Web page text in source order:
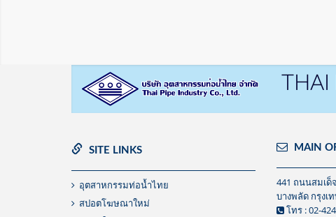
THAI
SITE LINKS
อุตสาหกรรมท่อน้ำไทย
สปอตโฆษณาใหม่
MAIN
441 ถนนสมเด็
บางพลัด กรุงเ
โทร : 02-